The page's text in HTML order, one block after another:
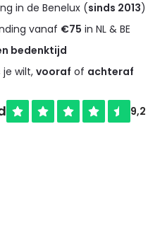
in de Benelux (sinds 2013)
vanaf €75 in NL & BE
bedenktijd
je wilt,vooraf of achteraf